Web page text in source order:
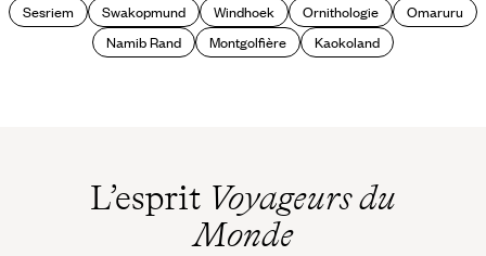
Sesriem
Swakopmund Windhoek Ornithologie
Omaruru
Namib Rand
Montgolfière Kaokoland
L’esprit Voyageurs du
Monde